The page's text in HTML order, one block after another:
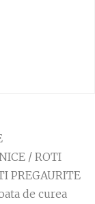
/ ROTI
PREGAURITE
de curea